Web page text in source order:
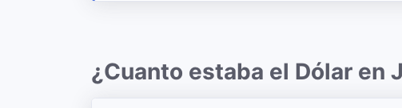
¿Cuanto estaba el Dólar en